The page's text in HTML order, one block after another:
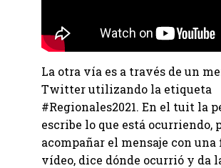
La otra vía es a través de un
Twitter utilizando la etiqueta
#Regionales2021. En el tuit la
escribe lo que está ocurriendo,
acompañar el mensaje con una
vídeo, dice dónde ocurrió y da